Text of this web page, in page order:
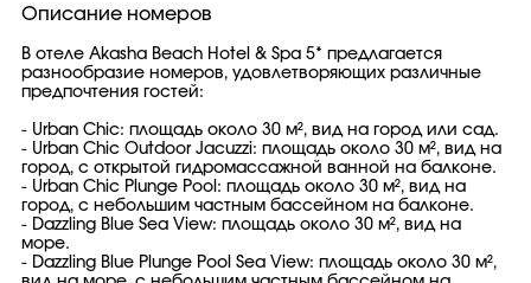
Описание номеров
В отеле Akasha Beach Hotel & Spa 5* предлагается
разнообразие номеров, удовлетворяющих различные
предпочтения гостей:
- Urban Chic: площадь около 30 м², вид на город или сад.
- Urban Chic Outdoor Jacuzzi: площадь около 30 м², вид на
город, с открытой гидромассажной ванной на балконе.
- Urban Chic Plunge Pool: площадь около 30 м², вид на
город, с небольшим частным бассейном на балконе.
- Dazzling Blue Sea View: площадь около 30 м², вид на
море.
- Dazzling Blue Plunge Pool Sea View: площадь около 30 м²,